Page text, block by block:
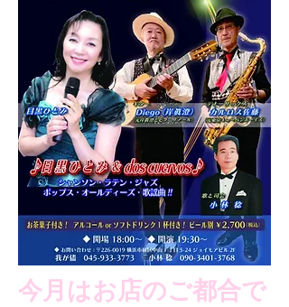
今月はお店のご都合で